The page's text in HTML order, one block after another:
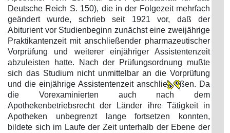
Deutsche Reich S. 150), die in der Folgezeit mehrfach
geändert wurde, schrieb seit 1921 vor, daß der
Abiturient vor Studienbeginn zunächst eine zweijährige
Praktikantenzeit mit anschließender pharmazeutischer
Vorprüfung und weiterer einjähriger Assistentenzeit
abzuleisten hatte. Nach der Prüfungsordnung mußte
sich das Studium nicht unmittelbar an die Vorprüfung
und die einjährige Assistentenzeit anschlie
ßen. Da
die Vorexaminierten auch nach dem
Apothekenbetriebsrecht der Länder ihre Tätigkeit in
Apotheken unbegrenzt lange fortsetzen konnten,
bildete sich im Laufe der Zeit unterhalb der Ebene der